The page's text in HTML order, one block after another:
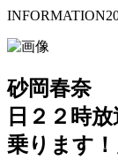
INFORMATION
砂岡春奈
日２２時
乗ります